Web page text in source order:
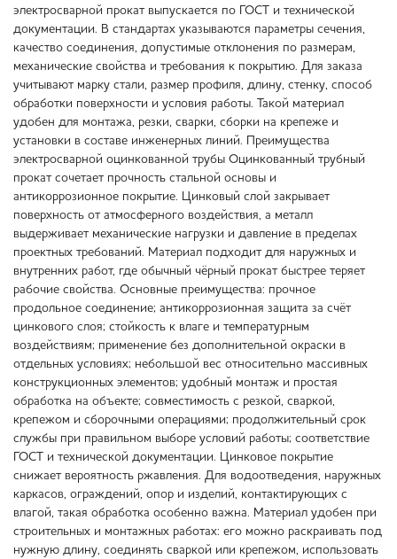
электросварной прокат выпускается по ГОСТ и технической
документации. В стандартах указываются параметры сечения,
качество соединения, допустимые отклонения по размерам,
механические свойства и требования к покрытию. Для заказа
учитывают марку стали, размер профиля, длину, стенку, способ
обработки поверхности и условия работы. Такой материал
удобен для монтажа, резки, сварки, сборки на крепеже и
установки в составе инженерных линий. Преимущества
электросварной оцинкованной трубы Оцинкованный трубный
прокат сочетает прочность стальной основы и
антикоррозионное покрытие. Цинковый слой закрывает
поверхность от атмосферного воздействия, а металл
выдерживает механические нагрузки и давление в пределах
проектных требований. Материал подходит для наружных и
внутренних работ, где обычный чёрный прокат быстрее теряет
рабочие свойства. Основные преимущества: прочное
продольное соединение; антикоррозионная защита за счёт
цинкового слоя; стойкость к влаге и температурным
воздействиям; применение без дополнительной окраски в
отдельных условиях; небольшой вес относительно массивных
конструкционных элементов; удобный монтаж и простая
обработка на объекте; совместимость с резкой, сваркой,
крепежом и сборочными операциями; продолжительный срок
службы при правильном выборе условий работы; соответствие
ГОСТ и технической документации. Цинковое покрытие
снижает вероятность ржавления. Для водоотведения, наружных
каркасов, ограждений, опор и изделий, контактирующих с
влагой, такая обработка особенно важна. Материал удобен при
строительных и монтажных работах: его можно раскраивать под
нужную длину, соединять сваркой или крепежом, использовать